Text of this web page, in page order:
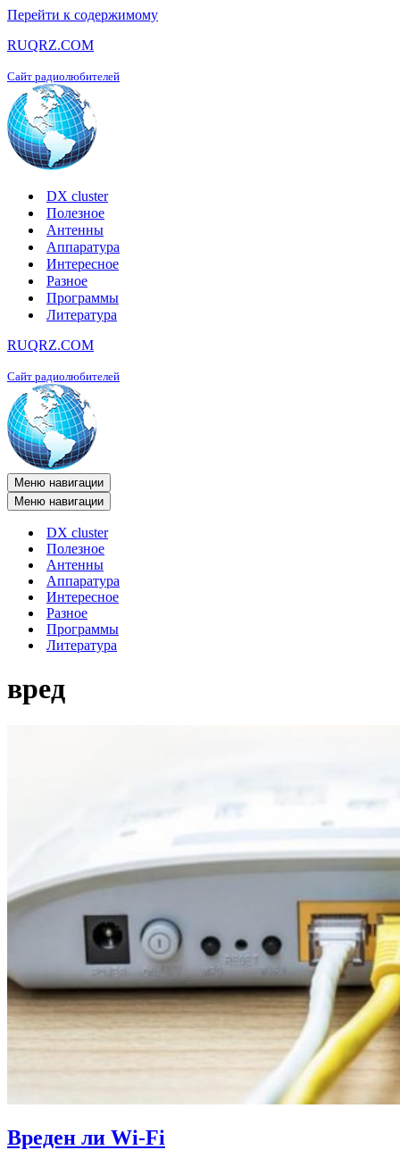
Перейти к содержимому
RUQRZ.COM
Сайт радиолюбителей
DX cluster
Полезное
Антенны
Аппаратура
Интересное
Разное
Программы
Литература
RUQRZ.COM
Сайт радиолюбителей
Меню навигации
Меню навигации
DX cluster
Полезное
Антенны
Аппаратура
Интересное
Разное
Программы
Литература
вред
Вреден ли Wi-Fi